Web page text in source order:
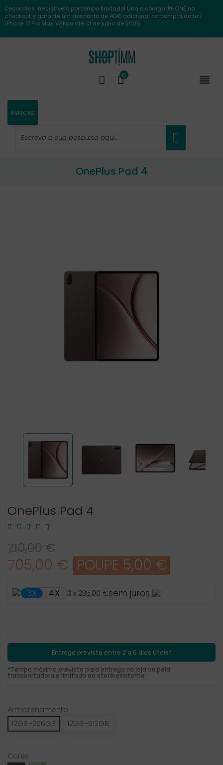
Descontos irresistíveis por tempo limitado! Usa o código IPHONE no
checkout e garante um desconto de 40€ adicional na compra do teu
iPhone 17 Pro Max. Válido até 31 de julho de 2026.

0
MARCAS
OnePlus Pad 4
OnePlus Pad 4
710,00 €
705,00 € POUPE 5,00 €
3X 4X 3 x 235,00 €sem juros
Entrega prevista entre 2 a 6 dias úteis*
*Tempo máximo previsto para entrega na loja ou pela
transportadora e limitado ao stock existente
Armazenamento
12GB+256GB
12GB+512GB
Cores